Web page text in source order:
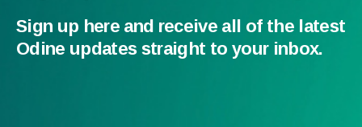
Sign up here and receive all of the latest
Odine updates straight to your inbox.